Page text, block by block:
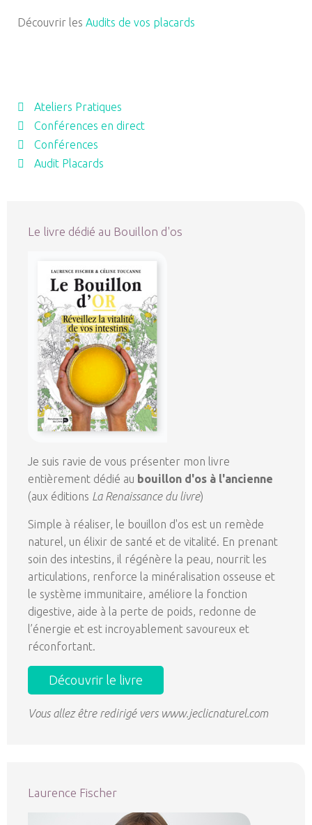
Découvrir les Audits de vos placards
Ateliers Pratiques
Conférences en direct
Conférences
Audit Placards
Le livre dédié au Bouillon d'os
Je suis ravie de vous présenter mon livre
entièrement dédié au bouillon d'os à l'ancienne
(aux éditions La Renaissance du livre)
Simple à réaliser, le bouillon d'os est un remède
naturel, un élixir de santé et de vitalité. En prenant
soin des intestins, il régénère la peau, nourrit les
articulations, renforce la minéralisation osseuse et
le système immunitaire, améliore la fonction
digestive, aide à la perte de poids, redonne de
l’énergie et est incroyablement savoureux et
réconfortant.
Découvrir le livre
Vous allez être redirigé vers www.jeclicnaturel.com
Laurence Fischer